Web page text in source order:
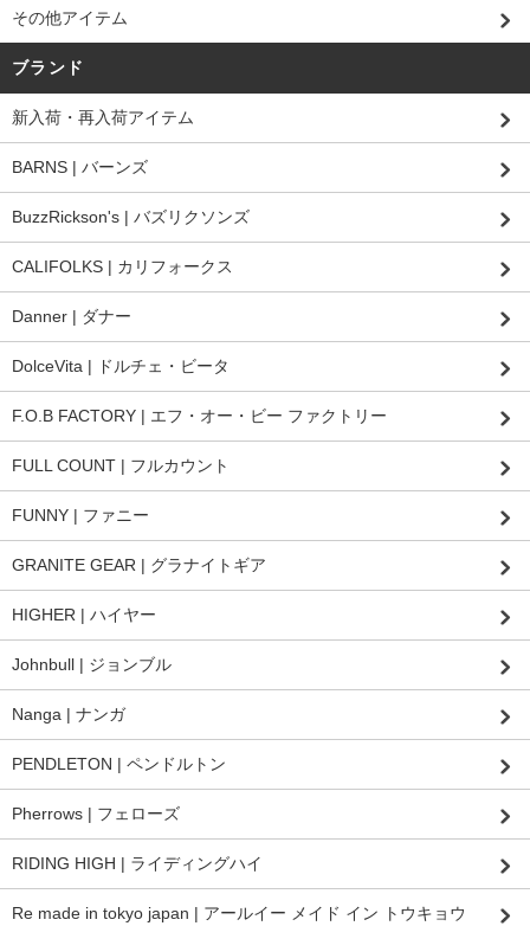
その他アイテム
ブランド
新入荷・再入荷アイテム
BARNS | バーンズ
BuzzRickson's | バズリクソンズ
CALIFOLKS | カリフォークス
Danner | ダナー
DolceVita | ドルチェ・ビータ
F.O.B FACTORY | エフ・オー・ビー ファクトリー
FULL COUNT | フルカウント
FUNNY | ファニー
GRANITE GEAR | グラナイトギア
HIGHER | ハイヤー
Johnbull | ジョンブル
Nanga | ナンガ
PENDLETON | ペンドルトン
Pherrows | フェローズ
RIDING HIGH | ライディングハイ
Re made in tokyo japan | アールイー メイド イン トウキョウ